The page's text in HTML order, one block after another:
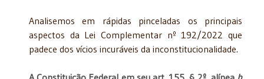
Analisemos em rápidas pinceladas os principais
aspectos da Lei Complementar nº 192/2022 que
padece dos vícios incuráveis da inconstitucionalidade.